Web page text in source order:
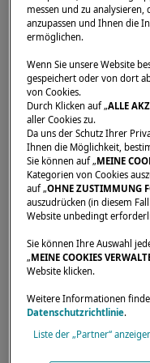
Unsere Händler
messen und zu
anzupassen und Ihnen die
ermöglichen.
Wenn Sie unsere Website
gespeichert oder von dort
von Cookies.
Durch Klicken auf „ALLE
aller Cookies zu.
Da uns der Schutz Ihrer
Ihnen die Möglichkeit,
Sie können auf „MEINE
Kategorien von Cookies
auf „OHNE ZUSTIMMUNG
auszudrücken (in diesem
Website unbedingt
Sie können Ihre Auswahl
„MEINE COOKIES
Website klicken.
Weitere Informationen
Datenschutzrichtlinie.
Liste der „Partner“